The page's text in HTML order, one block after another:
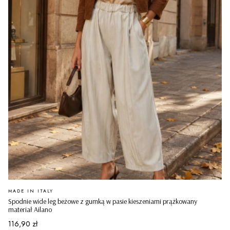
Spodnie wide leg beżowe z gumką w pasie kieszeniami prążkowany
materiał Ailano
PRODUCENT
MADE IN ITALY
Cena
116,90 zł